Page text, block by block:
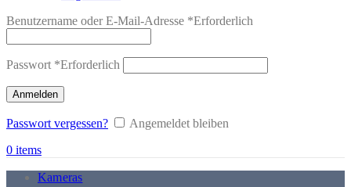
Benutzername oder E-Mail-Adresse *Erforderlich
Passwort *Erforderlich
Anmelden
Passwort vergessen?
Angemeldet bleiben
0 items
Kameras